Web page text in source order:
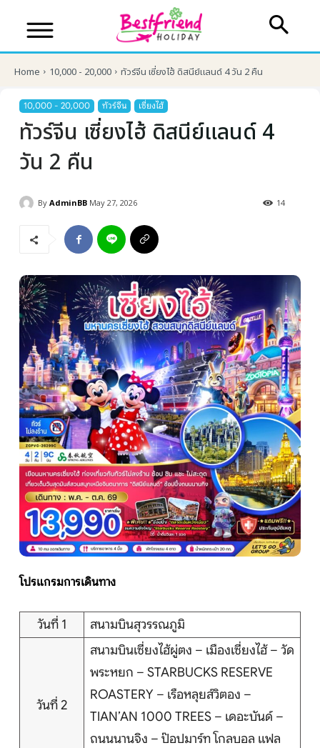
บริษัทเบสเฟรนด์ ฮอลิเดย์
เส้นทางที่ต้องการ
หน้าแรก
ทัวร์ต่างประเทศ
จัดกรุ๊ปต่างประเทศ
โปรไฟไหม้
ทัวร์ในประเทศ
จัดกรุ๊ปในประเทศ
เรือเจ้าพระยา
ติดต่อเรา
Home 10,000 - 20,000 ทัวร์จีน เซี่ยงไฮ้ ดิสนีย์แลนด์ 4 วัน 2 คืน
10,000 - 20,000 ทัวร์จีน เซี่ยงไฮ้
ทัวร์จีน เซี่ยงไฮ้ ดิสนีย์แลนด์ 4
วัน 2 คืน
By AdminBB May 27, 2026 14
โปรแกรมการเดินทาง
วันที่ 1 สนามบินสุวรรณภูมิ
วันที่ 2
สนามบินเซี่ยงไฮ้ผู่ตง – เมืองเซี่ยงไฮ้ – วัด
พระหยก – STARBUCKS RESERVE
ROASTERY – เรือหลุยส์วิตอง –
TIAN’AN 1000 TREES – เดอะบันด์ –
ถนนนานจิง – ป๊อปมาร์ท โกลบอล แฟล